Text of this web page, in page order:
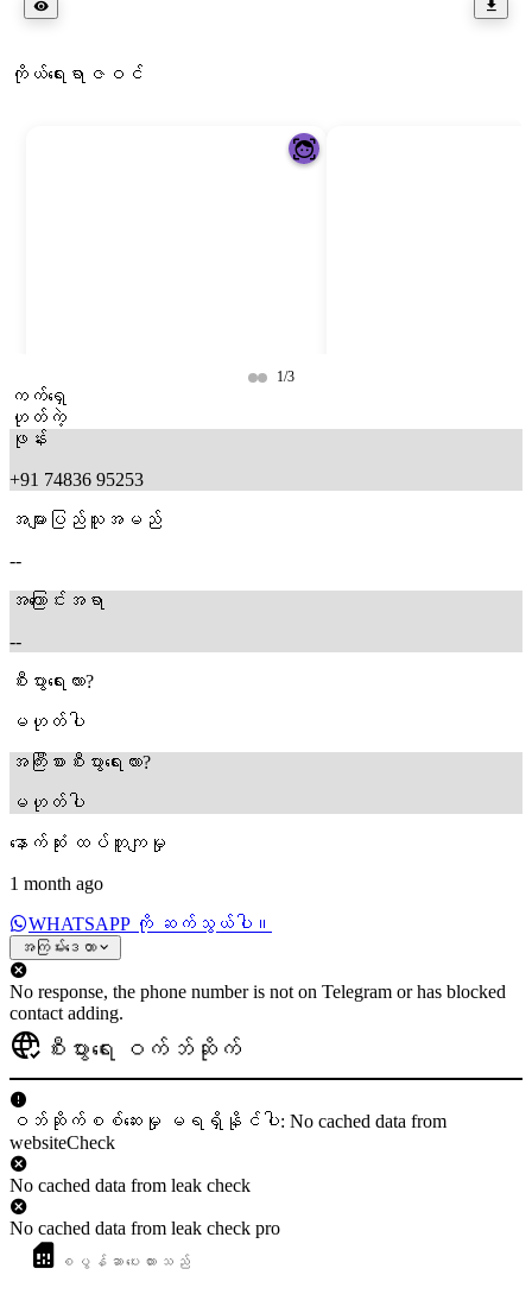
ကိုယ်ရေးရာဇဝင်
1/3
ကက်ရှေ
ဟုတ်ကဲ့
ဖုန်း
+91 74836 95253
အများပြည်သူအမည်
--
အကြောင်းအရာ
--
စီးပွားရေးလား?
မဟုတ်ပါ
အကြီးစားစီးပွားရေးလား?
မဟုတ်ပါ
နောက်ဆုံး ထပ်တူကျမှု
1 month ago
WHATSAPP ကို ဆက်သွယ်ပါ။
အကြမ်းဒေတာ
No response, the phone number is not on Telegram or has blocked
contact adding.
စီးပွားရေး ဝက်ဘ်ဆိုက်
ဝဘ်ဆိုက်စစ်ဆေးမှု မရရှိနိုင်ပါ: No cached data from
websiteCheck
No cached data from leak check
No cached data from leak check pro
စပွန်ဆာပေးထားသည်